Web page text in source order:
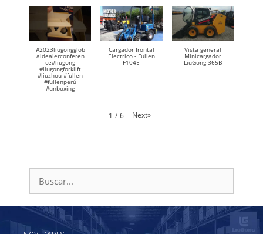
#2023liugongglob
aldealerconferen
ce#liugong
#liugongforklift
#liuzhou #fullen
#fullenperú
#unboxing
Cargador frontal
Electrico - Fullen
F104E
Vista general
Minicargador
LiuGong 365B
1 / 6 Next»